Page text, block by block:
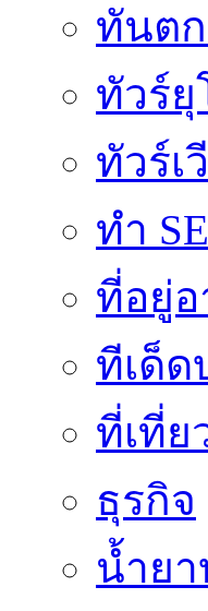
ทันต
ทัวร์ยุ
ทัวร์เ
ทำ
ที่อยู่อ
ทีเด็ด
ที่เที่ย
ธุรกิจ
น้ำย